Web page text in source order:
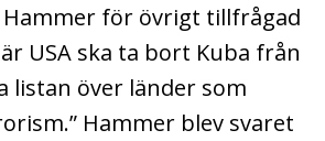
Hammer för övrigt tillfrågad
USA ska ta bort Kuba från
listan över länder som
Hammer blev svaret